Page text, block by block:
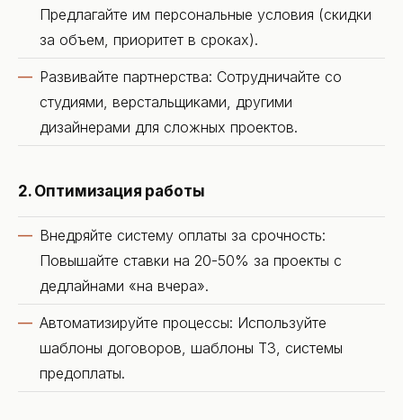
Предлагайте им персональные условия (скидки
за объем, приоритет в сроках).
Развивайте партнерства: Сотрудничайте со
студиями, верстальщиками, другими
дизайнерами для сложных проектов.
2. Оптимизация работы
Внедряйте систему оплаты за срочность:
Повышайте ставки на 20-50% за проекты с
дедлайнами «на вчера».
Автоматизируйте процессы: Используйте
шаблоны договоров, шаблоны ТЗ, системы
предоплаты.